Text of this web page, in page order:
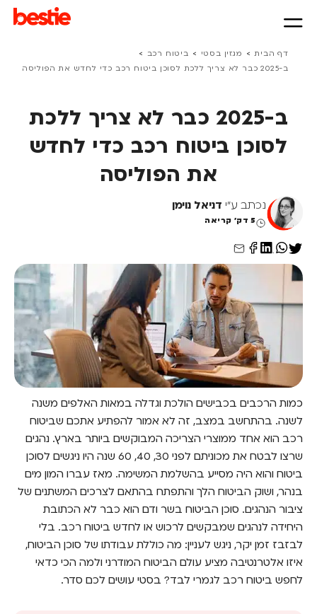
דף הבית > מגזין בסטי > ביטוח רכב >
ב-2025 כבר לא צריך ללכת לסוכן ביטוח רכב כדי לחדש את הפוליסה
ב-2025 כבר לא צריך ללכת
לסוכן ביטוח רכב כדי לחדש
את הפוליסה
נכתב ע"י דניאל נוימן
5 דק' קריאה
כמות הרכבים בכבישים הולכת וגדלה במאות האלפים משנה
לשנה. בהתחשב במצב, זה לא אמור להפתיע אתכם שביטוח
רכב הוא אחד ממוצרי הצריכה המבוקשים ביותר בארץ. נהגים
שרצו לבטח את מכוניתם לפני 30, 40, 60 שנה היו ניגשים לסוכן
ביטוח והוא היה מסייע בהשלמת המשימה. מאז עברו המון מים
בנהר, ושוק הביטוח הלך והתפתח בהתאם לצרכים המשתנים של
ציבור הנהגים. סוכן הביטוח בשר ודם הוא כבר לא הכתובת
היחידה לנהגים שמבקשים לרכוש או לחדש ביטוח רכב. בלי
לבזבז זמן יקר, ניגש לעניין: מה כוללת עבודתו של סוכן הביטוח,
איזו אלטרנטיבה מציע עולם הביטוח המודרני ולמה הכי כדאי
לחפש ביטוח רכב לגמרי לבד? בסטי עושים לכם סדר.